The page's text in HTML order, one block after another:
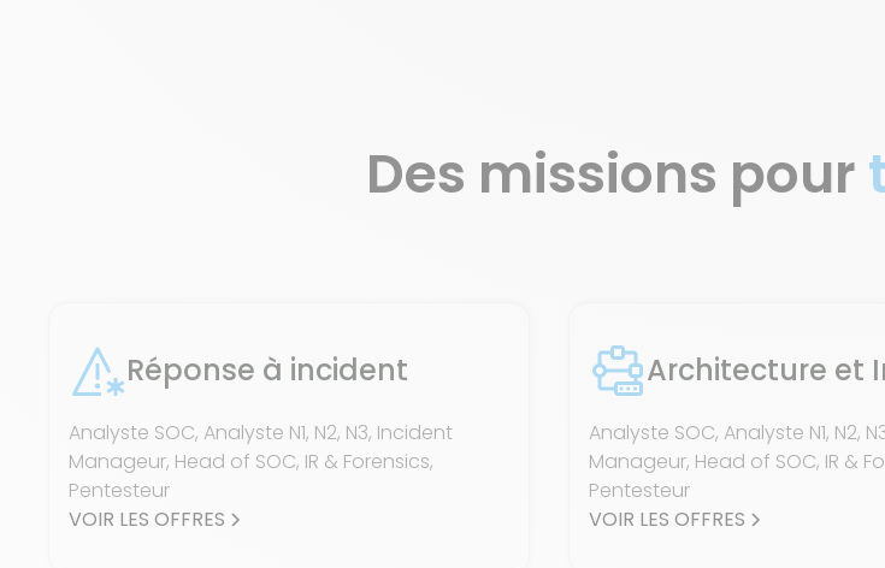
Des missions pour
Réponse à incident
Analyste SOC, Analyste N1, N2, N3, Incident
Manageur, Head of SOC, IR & Forensics,
Pentesteur
VOIR LES OFFRES
Architecture et
Analyste SOC, Analyste N1, N2,
Manageur, Head of SOC, IR &
Pentesteur
VOIR LES OFFRES